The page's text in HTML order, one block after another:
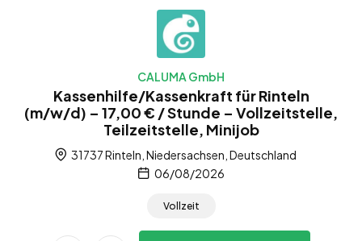
CALUMA GmbH
Kassenhilfe/Kassenkraft für Rinteln
(m/w/d) – 17,00 € / Stunde – Vollzeitstelle,
Teilzeitstelle, Minijob
31737 Rinteln, Niedersachsen, Deutschland
06/08/2026
Vollzeit